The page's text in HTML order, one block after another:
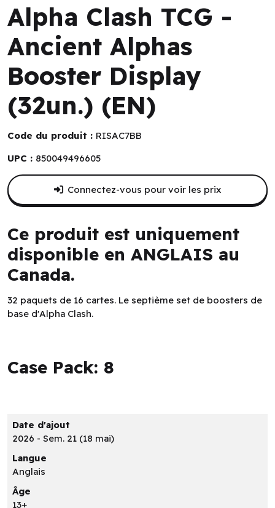
Alpha Clash TCG -
Ancient Alphas
Booster Display
(32un.) (EN)
Code du produit : RISAC7BB
UPC : 850049496605
Ce produit est uniquement
disponible en ANGLAIS au
Canada.
32 paquets de 16 cartes. Le septième set de boosters de
base d'Alpha Clash.
Case Pack: 8
Connectez-vous pour voir les prix
Date d'ajout
2026 - Sem. 21 (18 mai)
Langue
Anglais
Âge
13+